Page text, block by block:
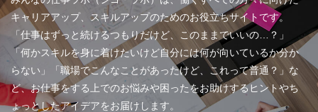
キャリアアップ、スキルアップのためのお役立ちサイトです。
「仕事はずっと続けるつもりだけど、このままでいいの…？」
「何かスキルを身に着けたいけど自分には何が向いているか分か
らない」「職場でこんなことがあったけど、これって普通？」な
ど、お仕事をする上でのお悩みや困ったをお助けするヒントやち
ょっとしたアイデアをお届けします。